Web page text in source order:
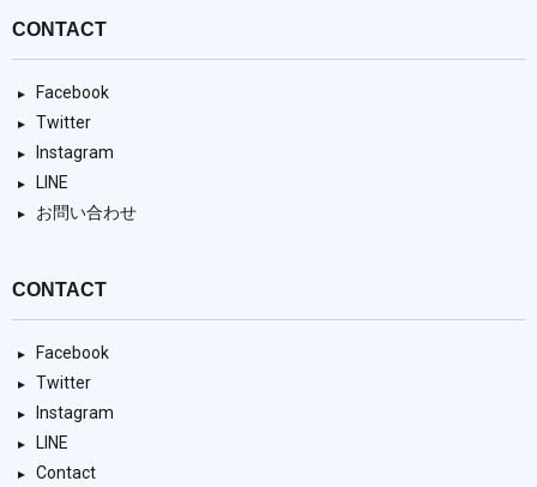
CONTACT
Facebook
Twitter
Instagram
LINE
お問い合わせ
CONTACT
Facebook
Twitter
Instagram
LINE
Contact